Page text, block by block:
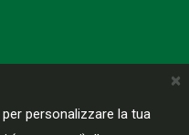
×
personalizzare la tua